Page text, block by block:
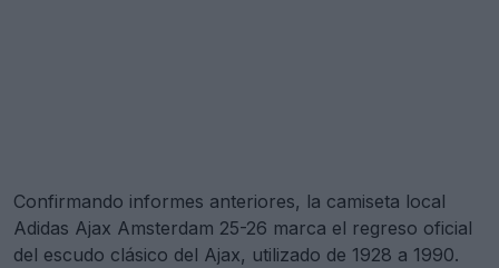
Confirmando informes anteriores, la camiseta local
Adidas Ajax Amsterdam 25-26 marca el regreso oficial
del escudo clásico del Ajax, utilizado de 1928 a 1990.